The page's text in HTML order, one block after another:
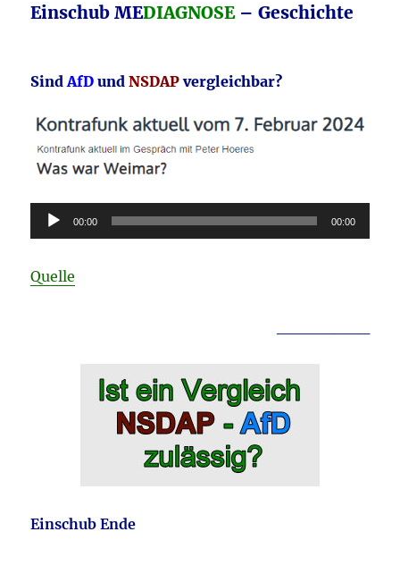
EinschubMEDIAGNOSE– Geschichte
SindAfD undNSDAPvergleichbar?
Audio-
Player
00:00 00:00
Quelle
Einschub Ende